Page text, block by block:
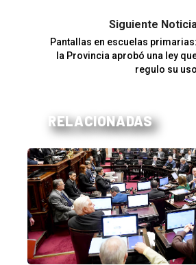
Siguiente Noticia
Pantallas en escuelas primarias:
la Provincia aprobó una ley
regulo su uso
RELACIONADAS